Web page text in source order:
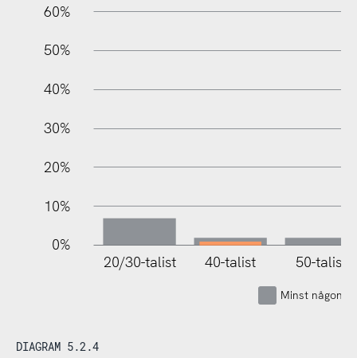
10%
60%
50%
40%
30%
20%
10%
0%
20/30-talist 40-talist 50-talist
Minst någon
DIAGRAM 5.2.4